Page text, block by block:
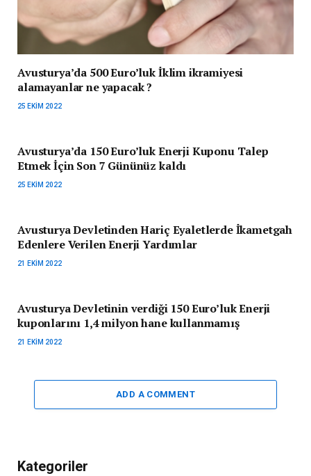
Avusturya’da 500 Euro’luk İklim ikramiyesi
alamayanlar ne yapacak ?
25 EKIM 2022
Avusturya’da 150 Euro’luk Enerji Kuponu Talep
Etmek İçin Son 7 Gününüz kaldı
25 EKIM 2022
Avusturya Devletinden Hariç Eyaletlerde İkametgah
Edenlere Verilen Enerji Yardımlar
21 EKIM 2022
Avusturya Devletinin verdiği 150 Euro’luk Enerji
kuponlarını 1,4 milyon hane kullanmamış
21 EKIM 2022
ADD A COMMENT
Kategoriler